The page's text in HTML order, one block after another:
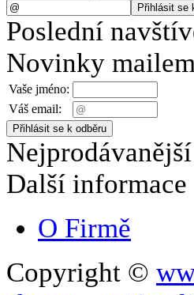
Poslední
Novinky
Vaše jméno:
Váš email:
Další informace
O Firmě
Copyright ©